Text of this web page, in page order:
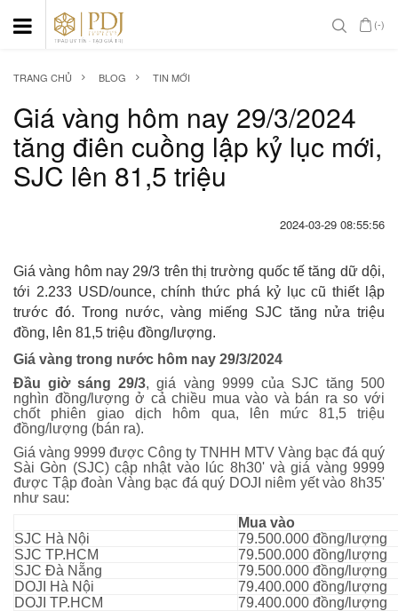
(-)
TRANG CHỦ BLOG TIN MỚI
Giá vàng hôm nay 29/3/2024
tăng điên cuồng lập kỷ lục mới,
SJC lên 81,5 triệu
2024-03-29 08:55:56
Giá vàng hôm nay 29/3 trên thị trường quốc tế tăng dữ dội,
tới 2.233 USD/ounce, chính thức phá kỷ lục cũ thiết lập
trước đó. Trong nước, vàng miếng SJC tăng nửa triệu
đồng, lên 81,5 triệu đồng/lượng.
Giá vàng trong nước hôm nay 29/3/2024
Đầu giờ sáng 29/3, giá vàng 9999 của SJC tăng 500
nghìn đồng/lượng ở cả chiều mua vào và bán ra so với
chốt phiên giao dịch hôm qua, lên mức 81,5 triệu
đồng/lượng (bán ra).
Giá vàng 9999 được Công ty TNHH MTV Vàng bạc đá quý
Sài Gòn (SJC) cập nhật vào lúc 8h30' và giá vàng 9999
được Tập đoàn Vàng bạc đá quý DOJI niêm yết vào 8h35'
như sau:
Mua vào
SJC Hà Nội
79.500.000 đồng/lượng
SJC TP.HCM
79.500.000 đồng/lượng
SJC Đà Nẵng
79.500.000 đồng/lượng
DOJI Hà Nội
79.400.000 đồng/lượng
DOJI TP.HCM
79.400.000 đồng/lượng